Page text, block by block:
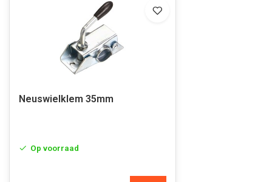
Neuswielklem 35mm
Op voorraad